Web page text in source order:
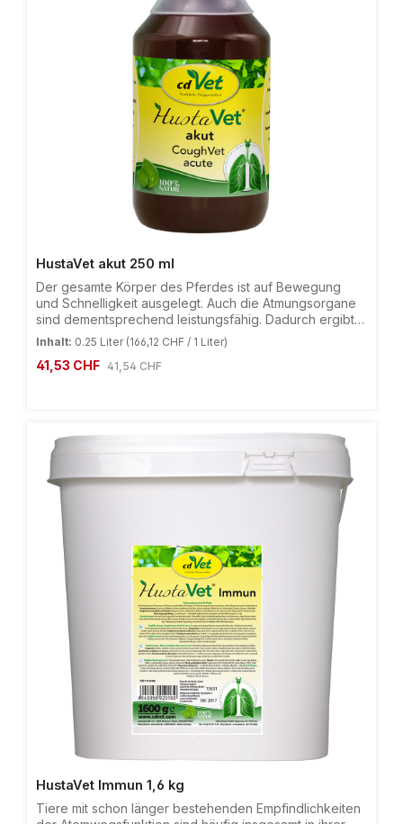
HustaVet akut 250 ml
Der gesamte Körper des Pferdes ist auf Bewegung
und Schnelligkeit ausgelegt. Auch die Atmungsorgane
sind dementsprechend leistungsfähig. Dadurch ergibt
sich naturgemäß aber leider auch eine hohe Sensibilität
gegenüber kalter und staubiger Luft.HustaVet akut
enthält ätherische Öle, die den
Schleimhäute der Atemwege legen. Zudem enthält es
hervorragende Vitamin C Lieferanten und eine Vielzahl
an sekundären Pflanzenstoffen, die das Immunsystem
benötigt, um seine Funktion aufrecht erhalten zu
können. Durch diese ausgesuchte Kombination
hochwertiger Kräuter ist HustaVet akut eine wohltuende
Futterergänzung für Pferde mit empfindlichen
Atemwegen.
Inhalt: 0.25 Liter (166,12 CHF / 1 Liter)
Verkaufspreis:
41,53 CHF Regulärer Preis:
41,54 CHF
HustaVet Immun 1,6 kg
Tiere mit schon länger bestehenden Empfindlichkeiten